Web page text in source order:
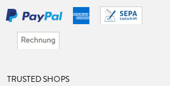
TRUSTED SHOPS